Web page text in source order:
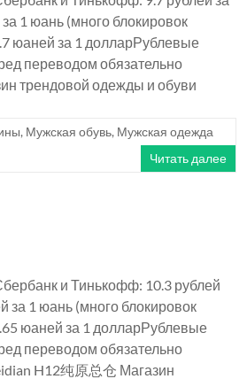
1 юань (много блокировок
юаней за 1 долларРублевые
переводом обязательно
трендовой одежды и обуви
, Мужская обувь, Мужская одежда
Читать далее
и Тинькофф: 10.3 рублей
за 1 юань (много блокировок
юаней за 1 долларРублевые
переводом обязательно
H12纯原总仓 Магазин